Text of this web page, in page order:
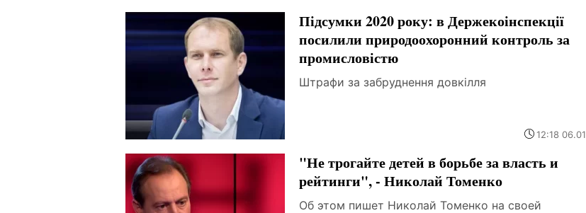
Підсумки 2020 року: в Держекоінспекції
посилили природоохоронний контроль за
промисловістю
Штрафи за забруднення довкілля
12:18 06.01
"Не трогайте детей в борьбе за власть и
рейтинги", - Николай Томенко
Об этом пишет Николай Томенко на своей